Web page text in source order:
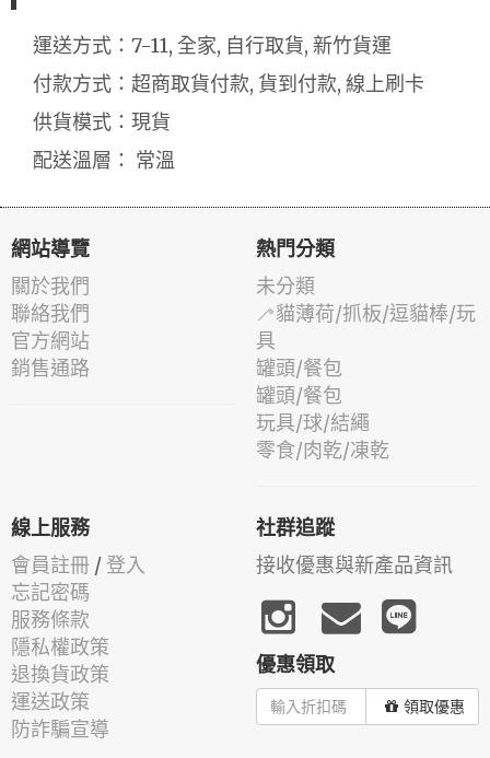
運送方式：7-11, 全家, 自行取貨, 新竹貨運
付款方式：超商取貨付款, 貨到付款, 線上刷卡
供貨模式：現貨
配送溫層： 常溫
網站導覽
關於我們
聯絡我們
官方網站
銷售通路
熱門分類
未分類
🦯貓薄荷/抓板/逗貓棒/玩
具
罐頭/餐包
罐頭/餐包
玩具/球/結繩
零食/肉乾/凍乾
線上服務
會員註冊 / 登入
忘記密碼
服務條款
隱私權政策
退換貨政策
運送政策
防詐騙宣導
社群追蹤
接收優惠與新產品資訊
優惠領取
領取優惠